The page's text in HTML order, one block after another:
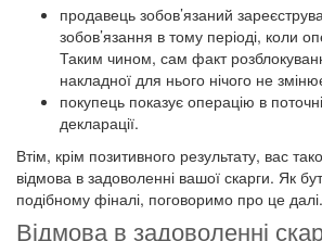
продавець зобов’язаний
зобов’язання в тому періоді, коли
Таким чином, сам факт
накладної для нього нічого не
покупець показує операцію в
декларації.
Втім, крім позитивного результату, вас
відмова в задоволенні вашої скарги. Як
подібному фіналі, поговоримо про це далі.
Відмова в задоволенні